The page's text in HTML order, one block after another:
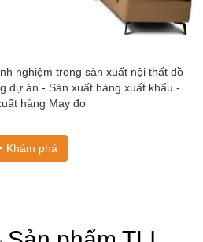
nghiệm trong sản xuất nội thất đồ
dự án - Sản xuất hàng xuất khẩu -
hàng May đo